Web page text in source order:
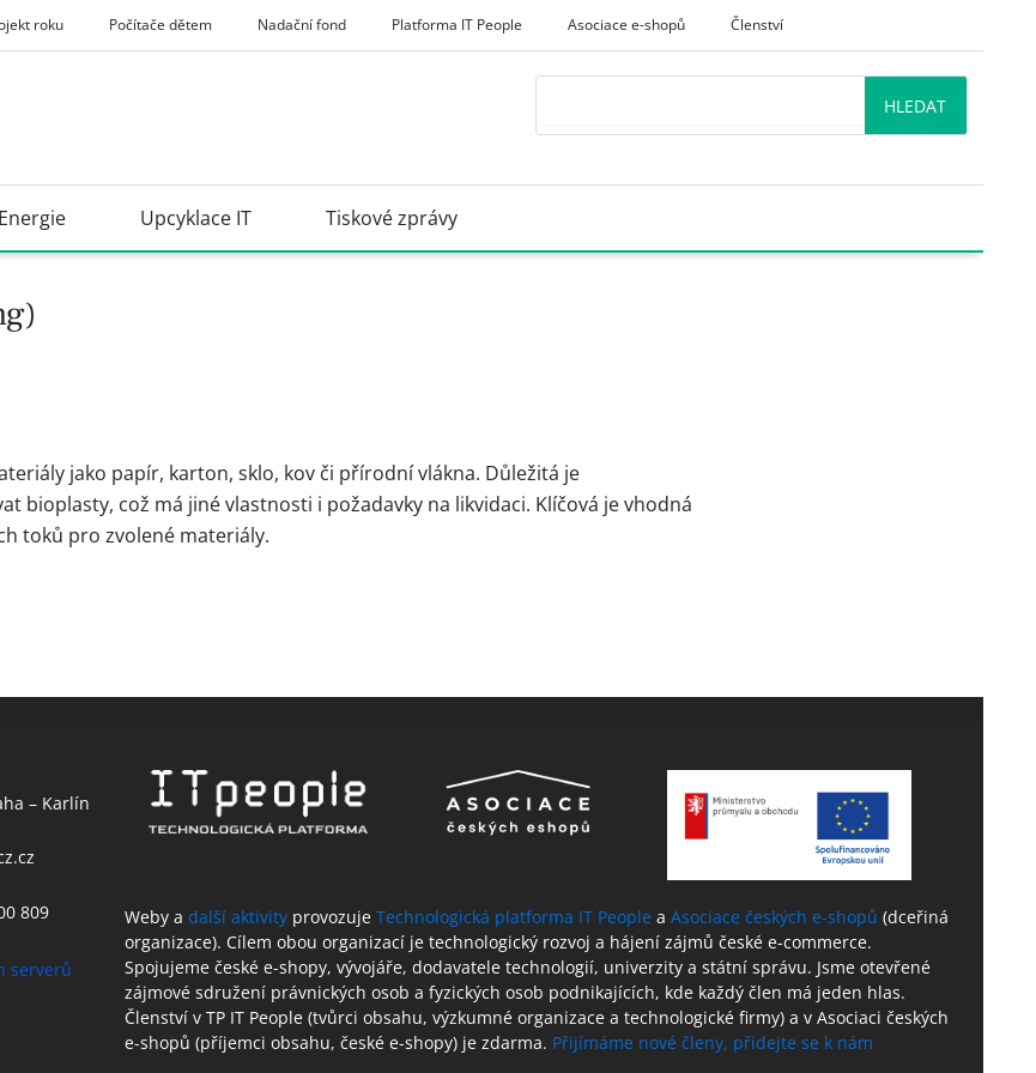
roku Počítače dětem Nadační fond Platforma IT People Asociace e-shopů Členství
HLEDAT
Energie Upcyklace IT Tiskové zprávy
jako papír, karton, sklo, kov či přírodní vlákna. Důležitá je
bioplasty, což má jiné vlastnosti i požadavky na likvidaci. Klíčová je vhodná
toků pro zvolené materiály.
– Karlín
809
serverů
Weby adalší aktivity provozujeTechnologická platforma IT People aAsociace českých e-shopů (dceřiná
organizace). Cílem obou organizací je technologický rozvoj a hájení zájmů české e-commerce.
Spojujeme české e-shopy, vývojáře, dodavatele technologií, univerzity a státní správu. Jsme otevřené
zájmové sdružení právnických osob a fyzických osob podnikajících, kde každý člen má jeden hlas.
Členství v TP IT People (tvůrci obsahu, výzkumné organizace a technologické firmy) a v Asociaci českých
e-shopů (příjemci obsahu, české e-shopy) je zdarma. Přijímáme nové členy, přidejte se k nám